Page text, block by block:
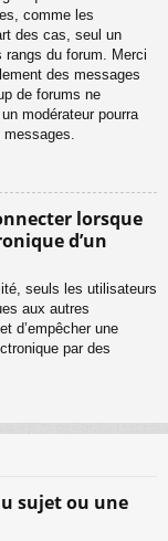
comme les
des cas, seul un
du forum. Merci
des messages
de forums ne
modérateur pourra
lorsque
d’un
seuls les utilisateurs
aux autres
d’empêcher une
par des
sujet ou une